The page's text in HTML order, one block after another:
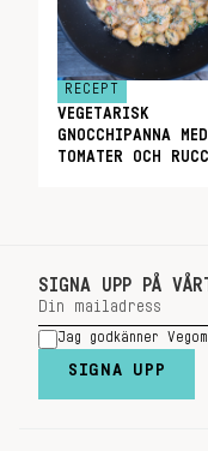
RECEPT
VEGETARISK
GNOCCHIPANNA MED
TOMATER OCH
SIGNA UPP PÅ
Jag godkänner
SIGNA UPP